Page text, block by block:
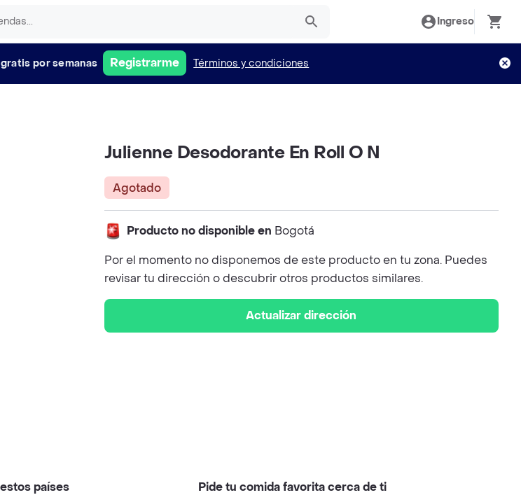
Ingreso
por semanas Registrarme Términos y condiciones
Julienne Desodorante En Roll O N
Agotado
Producto no disponible en Bogotá
Por el momento no disponemos de este producto en tu zona. Puedes
revisar tu dirección o descubrir otros productos similares.
Actualizar dirección
países Pide tu comida favorita cerca de ti